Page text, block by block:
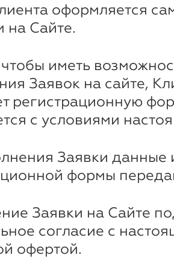
оформляется
на Сайте.
иметь
Заявок на сайте,
регистрационную
с условиями
Заявки данные
формы
Заявки на Сайте
согласие с
офертой.